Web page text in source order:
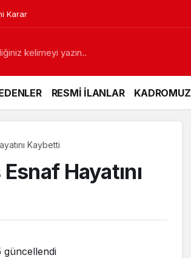
Karar
RESMİ İLANLAR KADROMUZ
Kaybetti
Hayatını
güncellendi